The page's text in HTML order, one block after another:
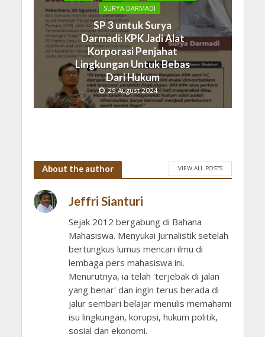
SURYA DARMADI
SP 3 untuk Surya
Darmadi: KPK Jadi Alat
Korporasi Penjahat
Lingkungan Untuk Bebas
Dari Hukum
29 August 2024
About the author VIEW ALL POSTS
Jeffri Sianturi
Sejak 2012 bergabung di Bahana
Mahasiswa. Menyukai Jurnalistik setelah
bertungkus lumus mencari ilmu di
lembaga pers mahasiswa ini.
Menurutnya, ia telah 'terjebak di jalan
yang benar' dan ingin terus berada di
jalur sembari belajar menulis memahami
isu lingkungan, korupsi, hukum politik,
sosial dan ekonomi.